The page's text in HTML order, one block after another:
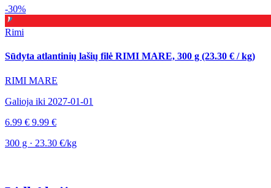
-30%
Rimi
Sūdyta atlantinių lašių filė RIMI MARE, 300 g (23.30 € / kg)
RIMI MARE
Galioja iki 2027-01-01
6.99 € 9.99 €
300 g · 23.30 €/kg